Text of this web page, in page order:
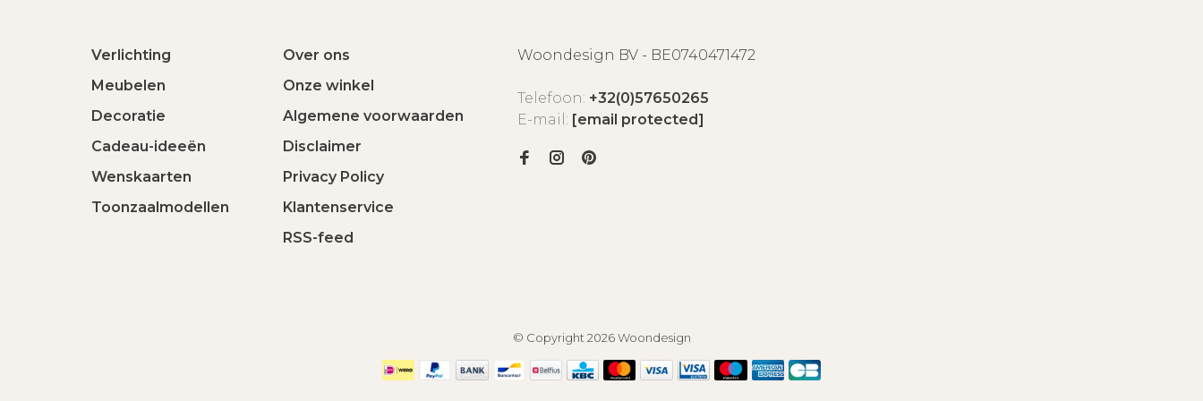
Verlichting
Meubelen
Decoratie
Cadeau-ideeën
Wenskaarten
Toonzaalmodellen
Over ons
Onze winkel
Algemene voorwaarden
Disclaimer
Privacy Policy
Klantenservice
RSS-feed
Woondesign BV - BE0740471472
Telefoon: +32(0)57650265
E-mail: [email protected]
© Copyright 2026 Woondesign